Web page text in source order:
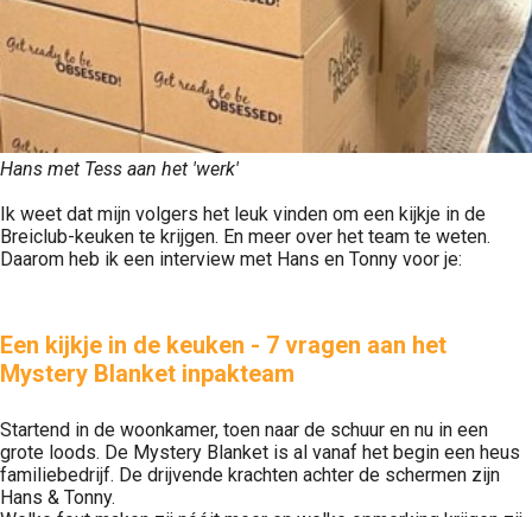
Hans met Tess aan het 'werk'
Ik weet dat mijn volgers het leuk vinden om een kijkje in de
Breiclub-keuken te krijgen. En meer over het team te weten.
Daarom heb ik een interview met Hans en Tonny voor je:
Een kijkje in de keuken - 7 vragen aan het
Mystery Blanket inpakteam
Startend in de woonkamer, toen naar de schuur en nu in een
grote loods. De Mystery Blanket is al vanaf het begin een heus
familiebedrijf. De drijvende krachten achter de schermen zijn
Hans & Tonny.